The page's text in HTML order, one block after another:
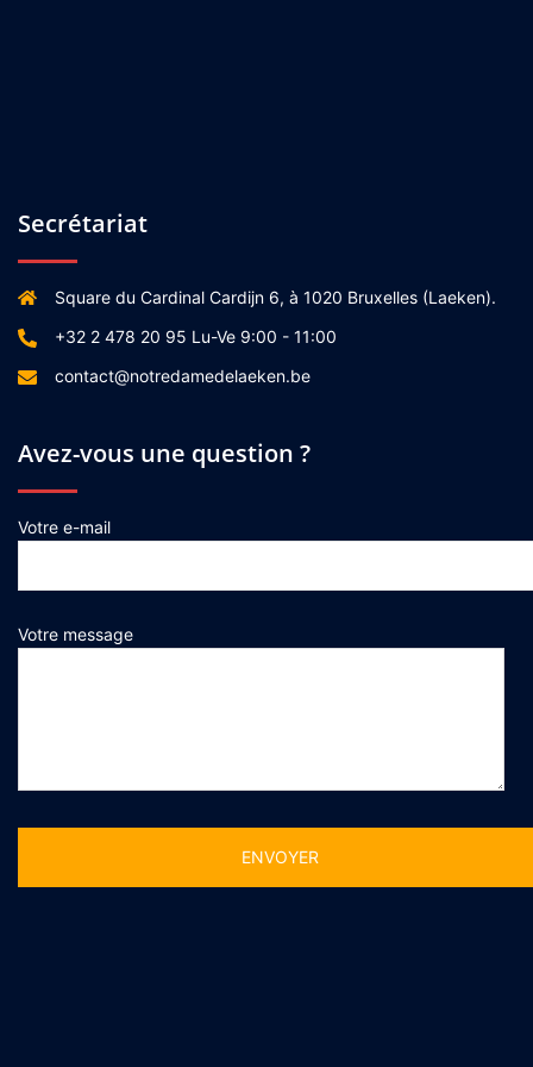
Secrétariat
Square du Cardinal Cardijn 6, à 1020 Bruxelles (Laeken).
+32 2 478 20 95 Lu-Ve 9:00 - 11:00
contact@notredamedelaeken.be
Avez-vous une question ?
Votre e-mail
Votre message